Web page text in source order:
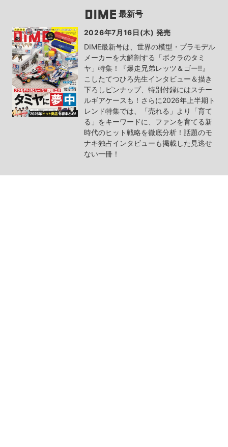
最新号
2026年7月16日(木) 発売
DIME最新号は、世界の模型・プラモデル
メーカーを大解剖する「ボクラのタミ
ヤ」特集！『爆走兄弟レッツ＆ゴー!!』
こしたてつひろ先生インタビュー＆描き
下ろしピンナップ、特別付録にはスチー
ルギアケースも！さらに2026年上半期ト
レンド特集では、「売れる」より「育て
る」をキーワードに、ファンを育てる新
時代のヒット戦略を徹底分析！話題のモ
ナキ独占インタビューも掲載した見逃せ
ない一冊！